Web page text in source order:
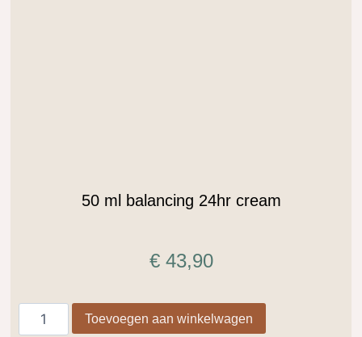
50 ml balancing 24hr cream
€43,90
Toevoegen aan winkelwagen